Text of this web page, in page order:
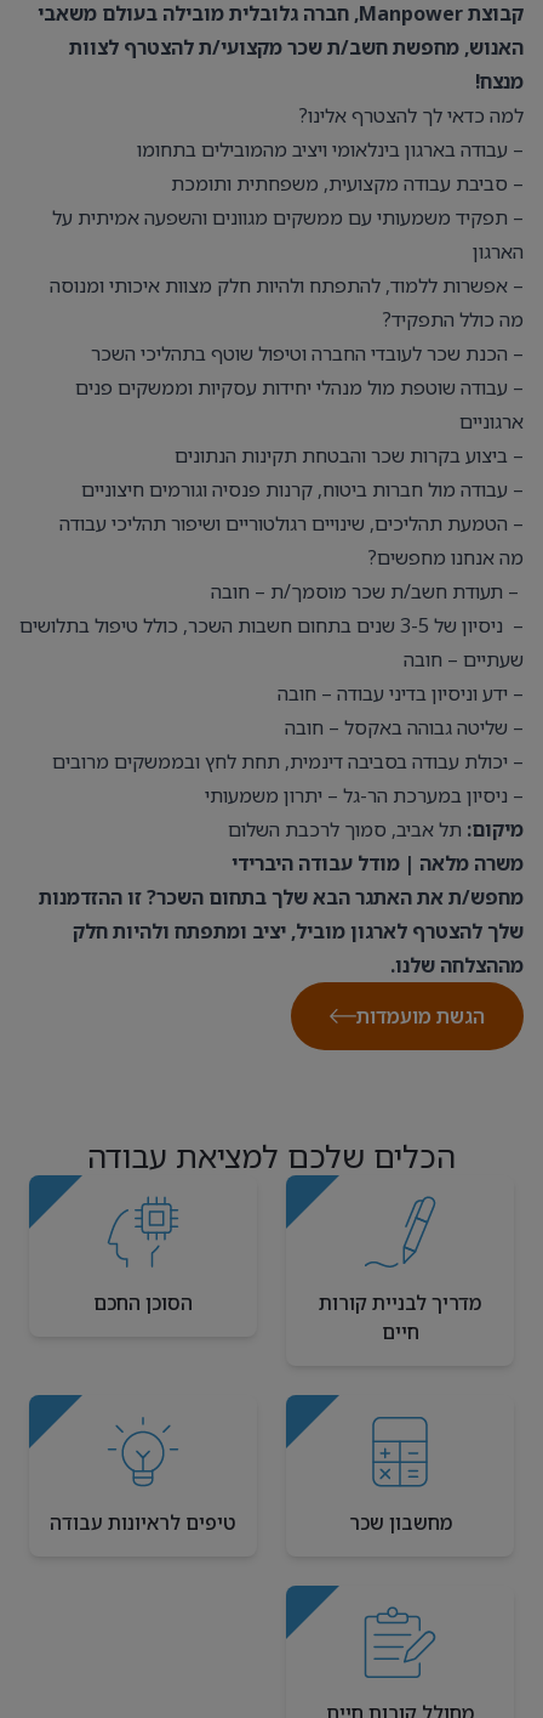
קבוצת Manpower, חברה גלובלית מובילה בעולם משאבי
האנוש, מחפשת חשב/ת שכר מקצועי/ת להצטרף לצוות
מנצח!
למה כדאי לך להצטרף אלינו?
– עבודה בארגון בינלאומי ויציב מהמובילים בתחומו
– סביבת עבודה מקצועית, משפחתית ותומכת
– תפקיד משמעותי עם ממשקים מגוונים והשפעה אמיתית על
הארגון
– אפשרות ללמוד, להתפתח ולהיות חלק מצוות איכותי ומנוסה
מה כולל התפקיד?
– הכנת שכר לעובדי החברה וטיפול שוטף בתהליכי השכר
– עבודה שוטפת מול מנהלי יחידות עסקיות וממשקים פנים
ארגוניים
– ביצוע בקרות שכר והבטחת תקינות הנתונים
– עבודה מול חברות ביטוח, קרנות פנסיה וגורמים חיצוניים
– הטמעת תהליכים, שינויים רגולטוריים ושיפור תהליכי עבודה
מה אנחנו מחפשים?
– תעודת חשב/ת שכר מוסמך/ת – חובה
– ניסיון של 3-5 שנים בתחום חשבות השכר, כולל טיפול בתלושים
שעתיים – חובה
– ידע וניסיון בדיני עבודה – חובה
– שליטה גבוהה באקסל – חובה
– יכולת עבודה בסביבה דינמית, תחת לחץ ובממשקים מרובים
– ניסיון במערכת הר-גל – יתרון משמעותי
מיקום: תל אביב, סמוך לרכבת השלום
משרה מלאה | מודל עבודה היברידי
מחפש/ת את האתגר הבא שלך בתחום השכר? זו ההזדמנות
שלך להצטרף לארגון מוביל, יציב ומתפתח ולהיות חלק
מההצלחה שלנו.
הגשת מועמדות
הכלים שלכם למציאת עבודה
מדריך לבניית קורות
חיים
הסוכן החכם
מחשבון שכר טיפים לראיונות עבודה